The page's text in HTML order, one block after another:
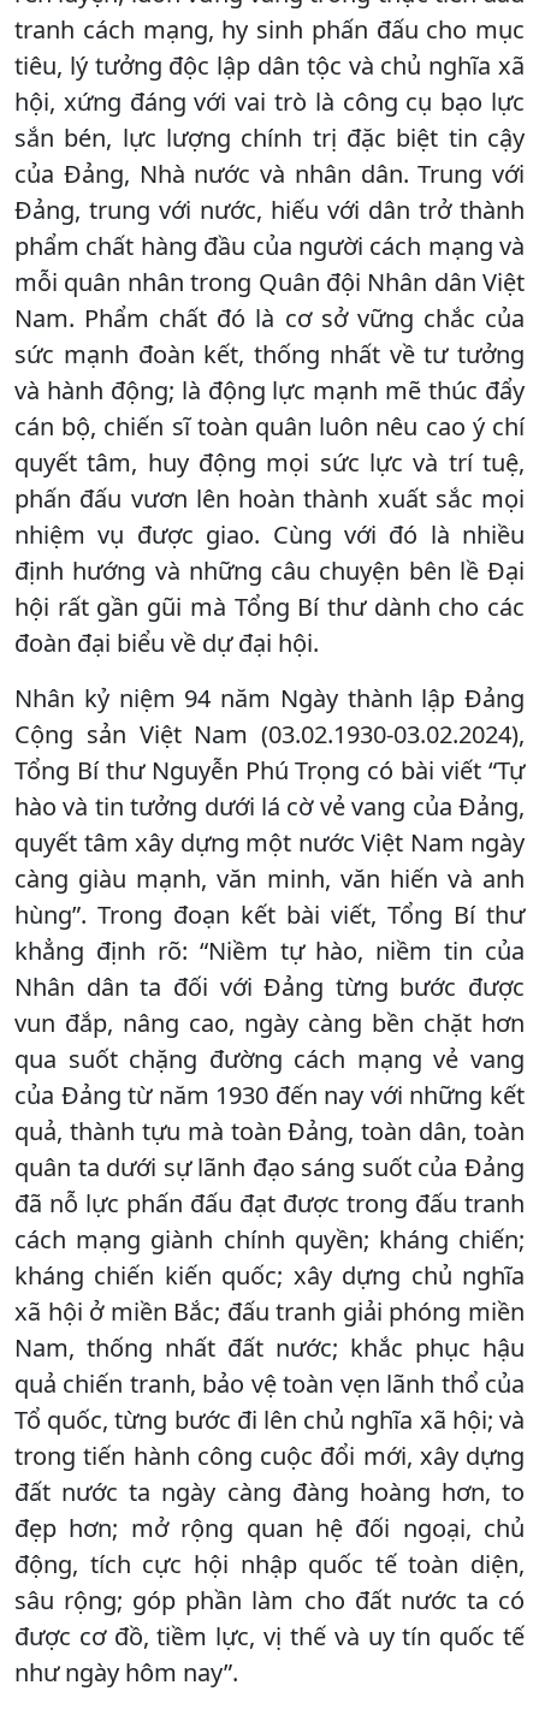
tranh cách mạng, hy sinh phấn đấu cho mục
tiêu, lý tưởng độc lập dân tộc và chủ nghĩa xã
hội, xứng đáng với vai trò là công cụ bạo lực
sắn bén, lực lượng chính trị đặc biệt tin cậy
của Đảng, Nhà nước và nhân dân. Trung với
Đảng, trung với nước, hiếu với dân trở thành
phẩm chất hàng đầu của người cách mạng và
mỗi quân nhân trong Quân đội Nhân dân Việt
Nam. Phẩm chất đó là cơ sở vững chắc của
sức mạnh đoàn kết, thống nhất về tư tưởng
và hành động; là động lực mạnh mẽ thúc đẩy
cán bộ, chiến sĩ toàn quân luôn nêu cao ý chí
quyết tâm, huy động mọi sức lực và trí tuệ,
phấn đấu vươn lên hoàn thành xuất sắc mọi
nhiệm vụ được giao. Cùng với đó là nhiều
định hướng và những câu chuyện bên lề Đại
hội rất gần gũi mà Tổng Bí thư dành cho các
đoàn đại biểu về dự đại hội.
Nhân kỷ niệm 94 năm Ngày thành lập Đảng
Cộng sản Việt Nam (03.02.1930-03.02.2024),
Tổng Bí thư Nguyễn Phú Trọng có bài viết “Tự
hào và tin tưởng dưới lá cờ vẻ vang của Đảng,
quyết tâm xây dựng một nước Việt Nam ngày
càng giàu mạnh, văn minh, văn hiến và anh
hùng”. Trong đoạn kết bài viết, Tổng Bí thư
khẳng định rõ: “Niềm tự hào, niềm tin của
Nhân dân ta đối với Đảng từng bước được
vun đắp, nâng cao, ngày càng bền chặt hơn
qua suốt chặng đường cách mạng vẻ vang
của Đảng từ năm 1930 đến nay với những kết
quả, thành tựu mà toàn Đảng, toàn dân, toàn
quân ta dưới sự lãnh đạo sáng suốt của Đảng
đã nỗ lực phấn đấu đạt được trong đấu tranh
cách mạng giành chính quyền; kháng chiến;
kháng chiến kiến quốc; xây dựng chủ nghĩa
xã hội ở miền Bắc; đấu tranh giải phóng miền
Nam, thống nhất đất nước; khắc phục hậu
quả chiến tranh, bảo vệ toàn vẹn lãnh thổ của
Tổ quốc, từng bước đi lên chủ nghĩa xã hội; và
trong tiến hành công cuộc đổi mới, xây dựng
đất nước ta ngày càng đàng hoàng hơn, to
đẹp hơn; mở rộng quan hệ đối ngoại, chủ
động, tích cực hội nhập quốc tế toàn diện,
sâu rộng; góp phần làm cho đất nước ta có
được cơ đồ, tiềm lực, vị thế và uy tín quốc tế
như ngày hôm nay”.